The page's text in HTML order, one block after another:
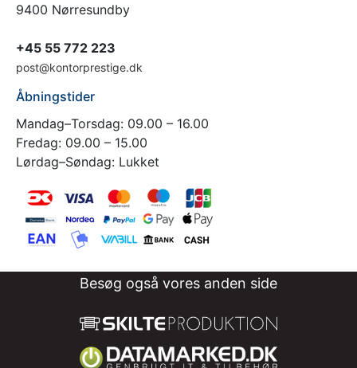
9400 Nørresundby
+45 55 772 223
post@kontorprestige.dk
Åbningstider
Mandag–Torsdag: 09.00 – 16.00
Fredag: 09.00 – 15.00
Lørdag–Søndag: Lukket
Besøg også vores anden side